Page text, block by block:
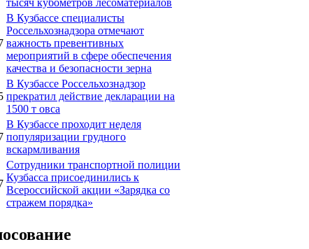
В Кузбассе специалисты
Россельхознадзора отмечают
важность превентивных
мероприятий в сфере обеспечения
качества и безопасности зерна
В Кузбассе Россельхознадзор
прекратил действие декларации на
1500 т овса
В Кузбассе проходит неделя
популяризации грудного
вскармливания
Сотрудники транспортной полиции
Кузбасса присоединились к
Всероссийской акции «Зарядка со
стражем порядка»